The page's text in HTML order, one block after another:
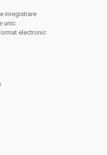
inregistrare
unic
electronic